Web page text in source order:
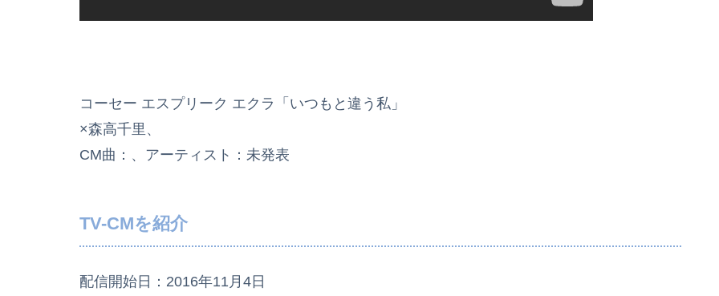
コーセー エスプリーク エクラ「いつもと違う私」
×森高千里、
CM曲：、アーティスト：未発表
TV-CMを紹介
配信開始日：2016年11月4日